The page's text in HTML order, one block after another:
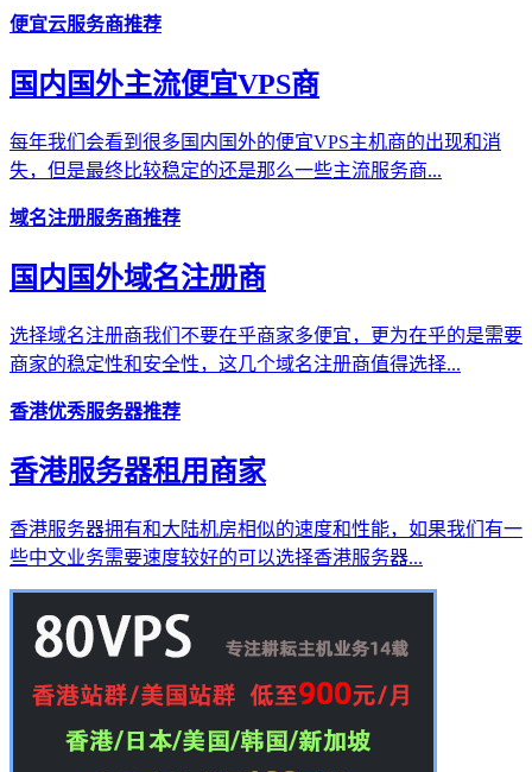
便宜云服务商推荐
国内国外主流便宜VPS商
每年我们会看到很多国内国外的便宜VPS主机商的出现和消
失，但是最终比较稳定的还是那么一些主流服务商...
域名注册服务商推荐
国内国外域名注册商
选择域名注册商我们不要在乎商家多便宜，更为在乎的是需要
商家的稳定性和安全性，这几个域名注册商值得选择...
香港优秀服务器推荐
香港服务器租用商家
香港服务器拥有和大陆机房相似的速度和性能，如果我们有一
些中文业务需要速度较好的可以选择香港服务器...